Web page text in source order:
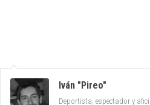
Iván "Pireo"
Deportista, espectador y